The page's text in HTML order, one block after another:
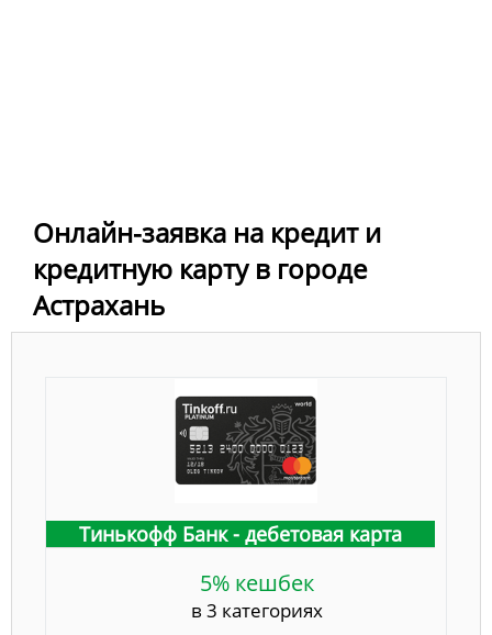
Онлайн-заявка на кредит и
кредитную карту в городе
Астрахань
Тинькофф Банк - дебетовая карта
5% кешбек
в 3 категориях